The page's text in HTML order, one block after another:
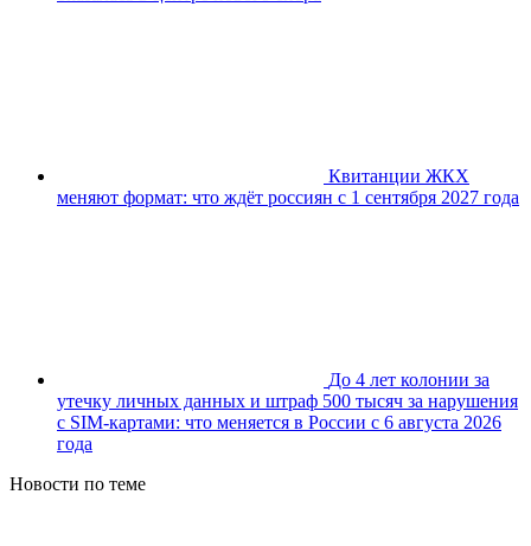
Квитанции ЖКХ
меняют формат: что ждёт россиян с 1 сентября 2027 года
До 4 лет колонии за
утечку личных данных и штраф 500 тысяч за нарушения
с SIM-картами: что меняется в России с 6 августа 2026
года
Новости по теме